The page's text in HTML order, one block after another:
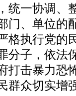
统一协调、
门、单位的
格执行党的
分子，依法
打击暴力恐
群众切实增